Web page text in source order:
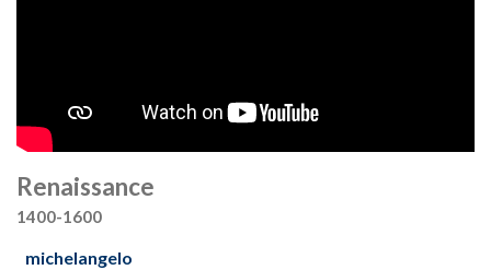
Renaissance
1400-1600
michelangelo